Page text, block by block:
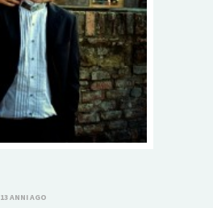
13 ANNI AGO